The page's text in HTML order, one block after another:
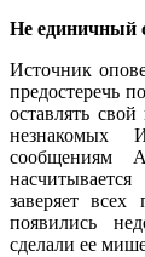
Не единичный
Источник
предостеречь
оставлять
незнакомых
сообщениям
заверяет всех
появились
сделали ее